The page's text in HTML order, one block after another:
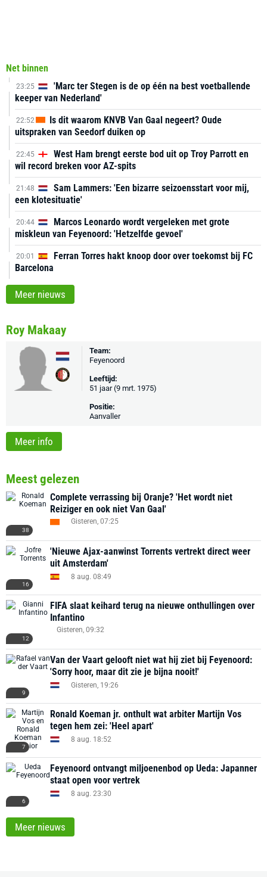
Net binnen
23:25
'Marc ter Stegen is de op één na best voetballende
keeper van Nederland'
22:52
Is dit waarom KNVB Van Gaal negeert? Oude
uitspraken van Seedorf duiken op
22:45
West Ham brengt eerste bod uit op Troy Parrott en
wil record breken voor AZ-spits
21:48
Sam Lammers: 'Een bizarre seizoensstart voor mij,
een klotesituatie'
20:44
Marcos Leonardo wordt vergeleken met grote
miskleun van Feyenoord: 'Hetzelfde gevoel'
20:01
Ferran Torres hakt knoop door over toekomst bij FC
Barcelona
Meer nieuws
Roy Makaay
Team:
Feyenoord
Leeftijd:
51 jaar (9 mrt. 1975)
Positie:
Aanvaller
Meer info
Meest gelezen
38
Complete verrassing bij Oranje? 'Het wordt niet
Reiziger en ook niet Van Gaal'
Gisteren, 07:25
16
'Nieuwe Ajax-aanwinst Torrents vertrekt direct weer
uit Amsterdam'
8 aug. 08:49
12
FIFA slaat keihard terug na nieuwe onthullingen over
Infantino
Gisteren, 09:32
9
Van der Vaart gelooft niet wat hij ziet bij Feyenoord:
'Sorry hoor, maar dit zie je bijna nooit!'
Gisteren, 19:26
7
Ronald Koeman jr. onthult wat arbiter Martijn Vos
tegen hem zei: 'Heel apart'
8 aug. 18:52
6
Feyenoord ontvangt miljoenenbod op Ueda: Japanner
staat open voor vertrek
8 aug. 23:30
Meer nieuws